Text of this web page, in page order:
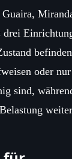
Guaira,
drei
oder
sind,